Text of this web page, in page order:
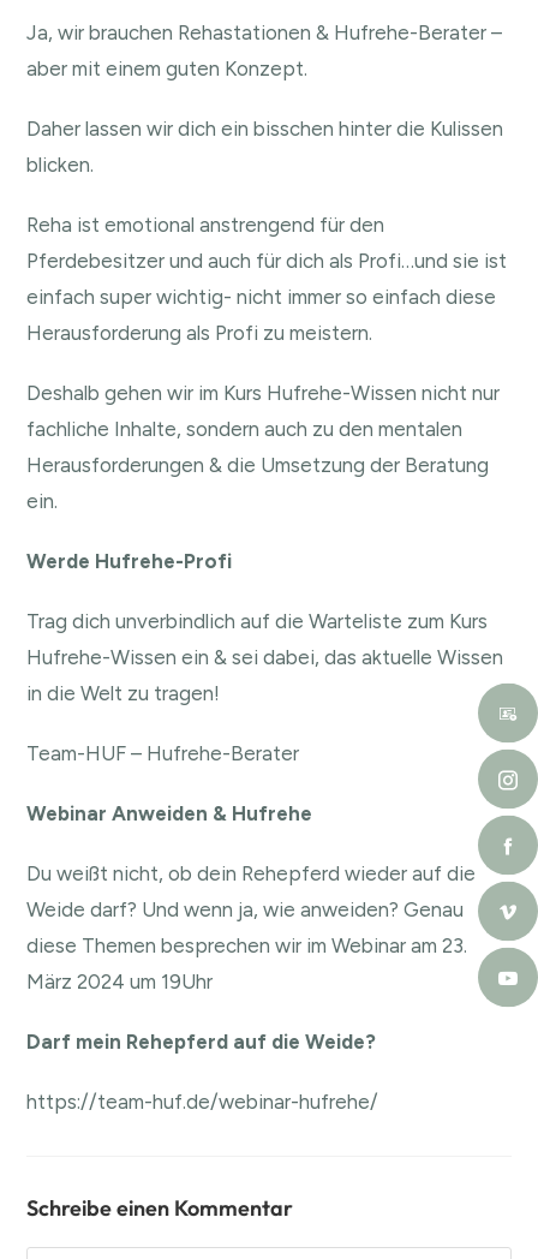
EMBED
Ja, wir brauchen Rehastationen & Hufrehe-Berater –
aber mit einem guten Konzept.
Daher lassen wir dich ein bisschen hinter die Kulissen
blicken.
Reha ist emotional anstrengend für den
Pferdebesitzer und auch für dich als Profi…und sie ist
einfach super wichtig- nicht immer so einfach diese
Herausforderung als Profi zu meistern.
Deshalb gehen wir im Kurs Hufrehe-Wissen nicht nur
fachliche Inhalte, sondern auch zu den mentalen
Herausforderungen & die Umsetzung der Beratung
ein.
Werde Hufrehe-Profi
Trag dich unverbindlich auf die Warteliste zum Kurs
Hufrehe-Wissen ein & sei dabei, das aktuelle Wissen
in die Welt zu tragen!
⁠Team-HUF – Hufrehe-Berater
Webinar Anweiden & Hufrehe
Du weißt nicht, ob dein Rehepferd wieder auf die
Weide darf? Und wenn ja, wie anweiden? Genau
diese Themen besprechen wir im Webinar am 23.
März 2024 um 19Uhr
Darf mein Rehepferd auf die Weide?
⁠⁠https://team-huf.de/webinar-hufrehe/⁠⁠
Schreibe einen Kommentar